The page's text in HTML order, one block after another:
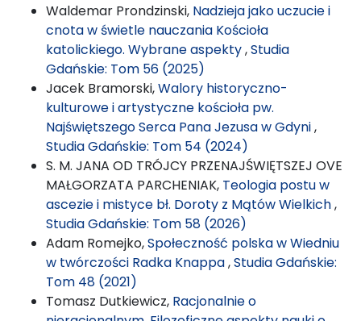
Waldemar Prondzinski, Nadzieja jako uczucie i
cnota w świetle nauczania Kościoła
katolickiego. Wybrane aspekty,Studia
Gdańskie: Tom 56 (2025)
Jacek Bramorski,Walory historyczno-
kulturowe i artystyczne kościoła pw.
Najświętszego Serca Pana Jezusa w Gdyni,
Studia Gdańskie: Tom 54 (2024)
S. M. JANA OD TRÓJCY PRZENAJŚWIĘTSZEJ OVE
MAŁGORZATA PARCHENIAK, Teologia postu w
ascezie i mistyce bł. Doroty z Mątów Wielkich,
Studia Gdańskie: Tom 58 (2026)
Adam Romejko,Społeczność polska w Wiedniu
w twórczości Radka Knappa,Studia Gdańskie:
Tom 48 (2021)
Tomasz Dutkiewicz, Racjonalnie o